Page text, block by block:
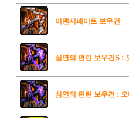
이멘시페이트 보우건
심연의 편린 보우건S :
심연의 편린 보우건 :